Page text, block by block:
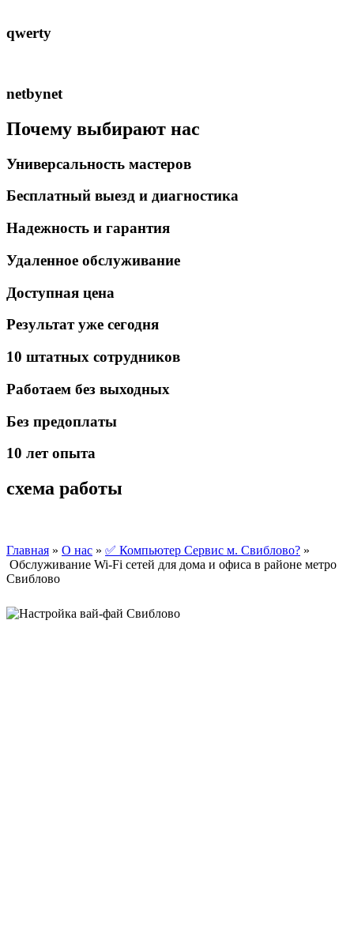
qwerty
netbynet
Почему выбирают нас
Универсальность мастеров
Бесплатный выезд и диагностика
Надежность и гарантия
Удаленное обслуживание
Доступная цена
Результатуже сегодня
10 штатных сотрудников
Работаем без выходных
Без предоплаты
10 летопыта
схема работы
Главная » О нас » ✅ Компьютер Сервис м. Свиблово? »
Обслуживание Wi-Fi сетей для дома и офиса в районе метро
Свиблово